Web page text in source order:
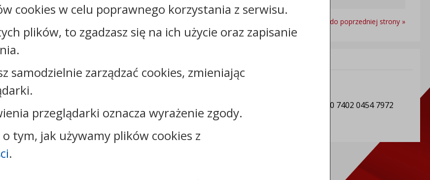
Powrót do poprzedniej strony »
+48542316324
ePUAP: /gmina_brzesc_kujawski/SkrytkaESP
www.brzesckujawski.pl
NIP: 8882901441
Numer konta: 50 1020 1462 0000 7402 0454 7972
cookies w celu poprawnego korzystania z serwisu.
plików, to zgadzasz się na ich użycie oraz zapisanie
samodzielnie zarządzać cookies, zmieniając
przeglądarki oznacza wyrażenie zgody.
tym, jak używamy plików cookies z
.